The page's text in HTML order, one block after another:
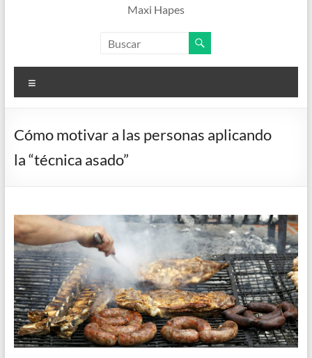
Maxi Hapes
Cómo motivar a las personas aplicando
la “técnica asado”